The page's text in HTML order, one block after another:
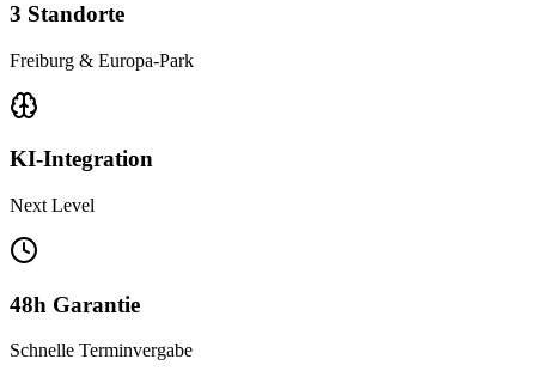
3 Standorte
Freiburg & Europa-Park
KI-Integration
Next Level
48h Garantie
Schnelle Terminvergabe